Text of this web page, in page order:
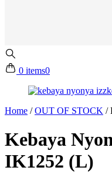
0 items0
Home /OUT OF STOCK /
Kebaya
IK1252 (L)